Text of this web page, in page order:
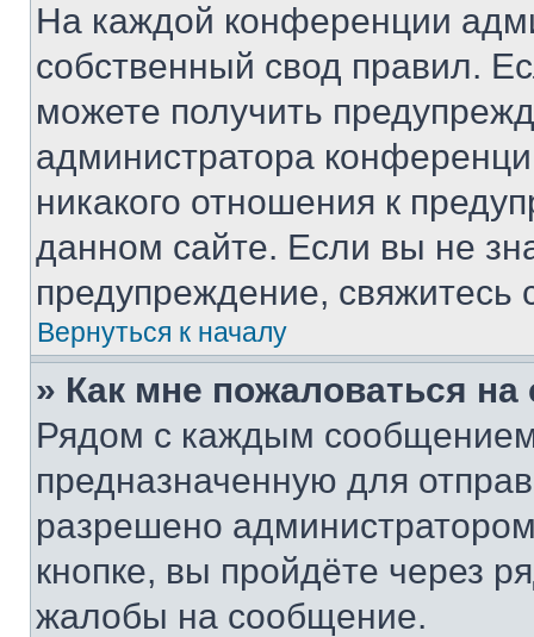
На каждой конференции
собственный свод правил.
можете получить
администратора
никакого отношения к
данном сайте. Если вы не
предупреждение,
Вернуться к началу
» Как мне пожаловаться
Рядом с каждым сообщением
предназначенную для
разрешено
кнопке, вы пройдёте через
жалобы на сообщение.